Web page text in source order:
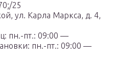
25
ул. Карла Маркса, д. 4,
пн.-пт.: 09:00 —
пн.-пт.: 09:00 —